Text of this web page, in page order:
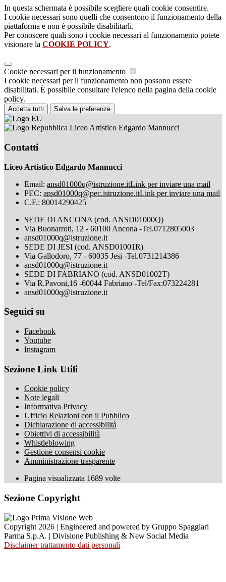
In questa schermata è possibile scegliere quali cookie consentire.
I cookie necessari sono quelli che consentono il funzionamento della
piattaforma e non è possibile disabilitarli.
Per conoscere quali sono i cookie necessari al funzionamento potete
visionare la COOKIE POLICY.
Cookie necessari per il funzionamento
I cookie necessari per il funzionamento non possono essere
disabilitati. È possibile consultare l'elenco nella pagina della cookie
policy.
Accetta tutti Salva le preferenze
Liceo Artistico Edgardo Mannucci
Contatti
Liceo Artistico Edgardo Mannucci
Email: ansd01000q@istruzione.itLink per inviare una mail
PEC: ansd01000q@pec.istruzione.itLink per inviare una mail
C.F.: 80014290425
SEDE DI ANCONA (cod. ANSD01000Q)
Via Buonarroti, 12 - 60100 Ancona -Tel.0712805003
ansd01000q@istruzione.it
SEDE DI JESI (cod. ANSD01001R)
Via Gallodoro, 77 - 60035 Jesi -Tel.0731214386
ansd01000q@istruzione.it
SEDE DI FABRIANO (cod. ANSD01002T)
Via R.Pavoni,16 -60044 Fabriano -Tel/Fax:073224281
ansd01000q@istruzione.it
Seguici su
Facebook
Youtube
Instagram
Sezione Link Utili
Cookie policy
Note legali
Informativa Privacy
Ufficio Relazioni con il Pubblico
Dichiarazione di accessibilità
Obiettivi di accessibilità
Whistleblowing
Gestione consensi cookie
Amministrazione trasparente
Pagina visualizzata 1689 volte
Sezione Copyright
Copyright 2026 | Engineered and powered by Gruppo Spaggiari
Parma S.p.A. | Divisione Publishing & New Social Media
Disclaimer trattamento dati personali